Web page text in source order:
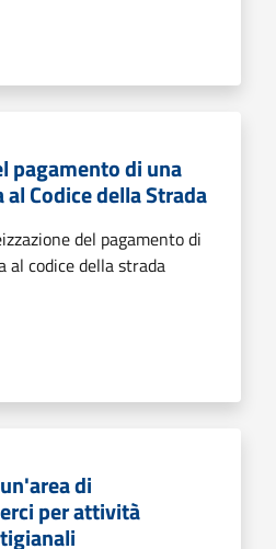
pagamento di una
Codice della Strada
del pagamento di
al codice della strada
di
per attività